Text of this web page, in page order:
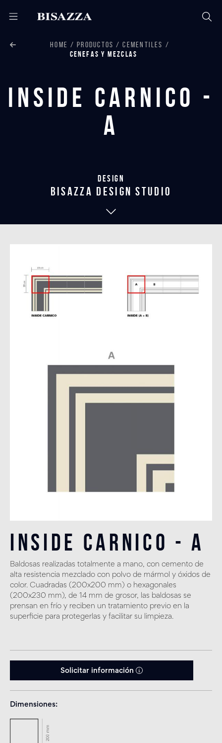
HOME PRODUCTOS
CEMENTILES
CENEFAS Y MEZCLAS
Inside Carnico -
A
Design
bisazza design studio
Inside Carnico - A
Baldosas realizadas totalmente a mano, con cemento de
alta resistencia mezclado con polvo de mármol y óxidos de
color. Cuadradas (200x200 mm) o hexagonales
(200x230 mm), de 14 mm de grosor, las baldosas se
prensan en frío y reciben un tratamiento previo en la
superficie para protegerlas y facilitar su limpieza.
Solicitar información
Dimensiones